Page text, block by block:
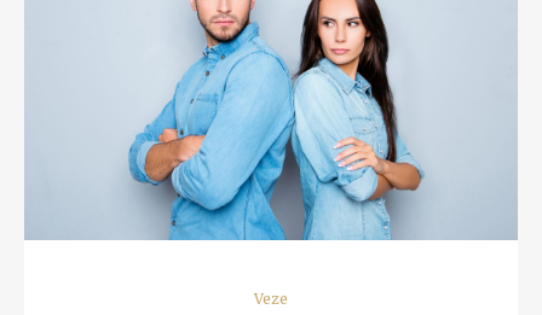
READ MORE
Veze